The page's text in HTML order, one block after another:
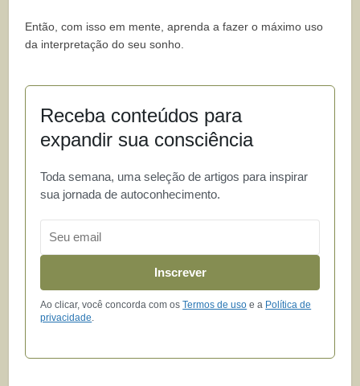
Então, com isso em mente, aprenda a fazer o máximo uso
da interpretação do seu sonho.
Receba conteúdos para
expandir sua consciência
Toda semana, uma seleção de artigos para inspirar
sua jornada de autoconhecimento.
Inscrever
Ao clicar, você concorda com osTermos de uso e a Política de
privacidade.